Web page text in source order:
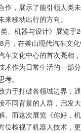
作，展示了能引领人类
移动出行的方向。
类、机器与设计》展览于
月，在釜山现代汽车文
车文化中心的首次亮相
术作为日常生活的一部
。
力于打破各领域边界，
不同背景的人群，启发
。而这次展览《你好，
位检视了机器人技术，